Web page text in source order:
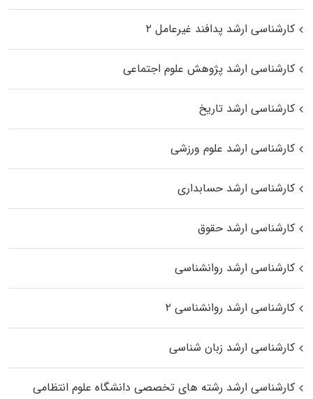
کارشناسی ارشد پدافند غیرعامل ۲
کارشناسی ارشد پژوهش علوم اجتماعی
کارشناسی ارشد تاریخ
کارشناسی ارشد علوم ورزشی
کارشناسی ارشد حسابداری
کارشناسی ارشد حقوق
کارشناسی ارشد روانشناسی
کارشناسی ارشد روانشناسی ۲
کارشناسی ارشد زبان شناسی
کارشناسی ارشد رﺷﺘﻪ ﻫﺎی تخصصی داﻧﺸﮕﺎه ﻋﻠﻮم انتظامی